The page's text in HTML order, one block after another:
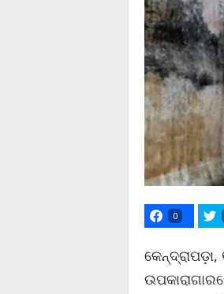
0